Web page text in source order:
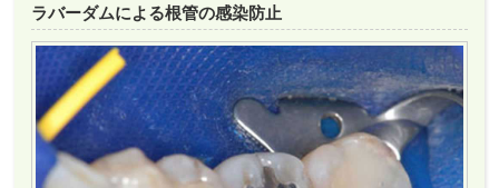
ラバーダムによる根管の感染防止